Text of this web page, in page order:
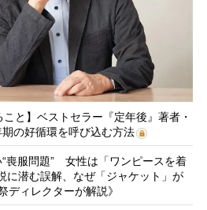
こと】ベストセラー『定年後』著者・
の好循環を呼び込む方法
喪服問題” 女性は「ワンピースを着
に潜む誤解、なぜ「ジャケット」が
ディレクターが解説》